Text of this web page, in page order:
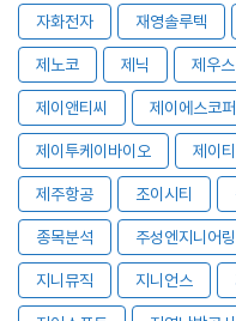
자화전자 재영솔루텍
제노코 제닉 제우스
제이앤티씨 제이에스코
제이투케이바이오 제이티
제주항공 조이시티
종목분석 주성엔지니어링
지니뮤직 지니언스